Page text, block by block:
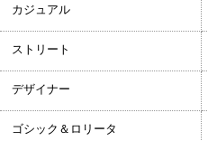
カジュアル
ストリート
デザイナー
ゴシック＆ロリータ